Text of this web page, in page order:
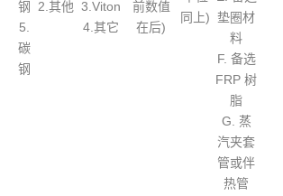
钢
5.
碳
钢
2.其他 3.Viton
4.其它
前数值
在后)
同上) 垫圈材
料
F. 备选
FRP 树
脂
G. 蒸
汽夹套
管或伴
热管